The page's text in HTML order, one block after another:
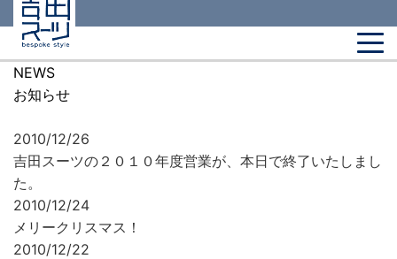
NEWS
お知らせ
2010/12/26
吉田スーツの２０１０年度営業が、本日で終了いたしまし
た。
2010/12/24
メリークリスマス！
2010/12/22